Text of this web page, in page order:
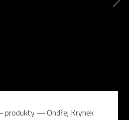
produkty ―Ondřej Krynek